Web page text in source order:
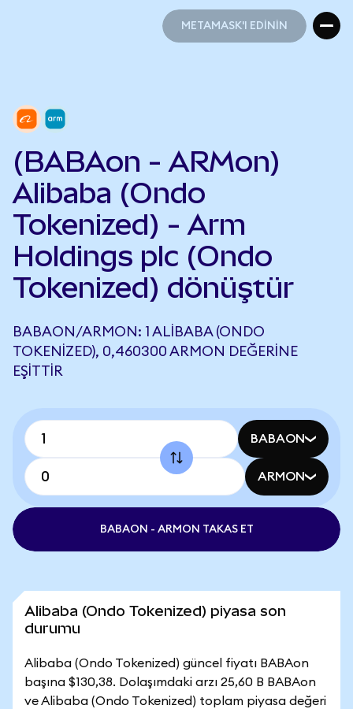
METAMASK'I EDİNİN
(BABAon - ARMon)
Alibaba (Ondo
Tokenized) - Arm
Holdings plc (Ondo
Tokenized) dönüştür
BABAON/ARMON: 1 ALIBABA (ONDO
TOKENIZED), 0,460300 ARMON DEĞERINE
EŞITTIR
BABAON
ARMON
BABAON - ARMON TAKAS ET
Alibaba (Ondo Tokenized) piyasa son
durumu
Alibaba (Ondo Tokenized) güncel fiyatı BABAon
başına $130,38. Dolaşımdaki arzı 25,60 B BABAon
ve Alibaba (Ondo Tokenized) toplam piyasa değeri